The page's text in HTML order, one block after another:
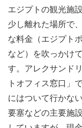
エジプトの観光施
少し離れた場所で
な料金（エジプト
など）を吹っかけ
す。アレクサンド
トオフィス窓口」
にはついて行かな
要塞などの主要施